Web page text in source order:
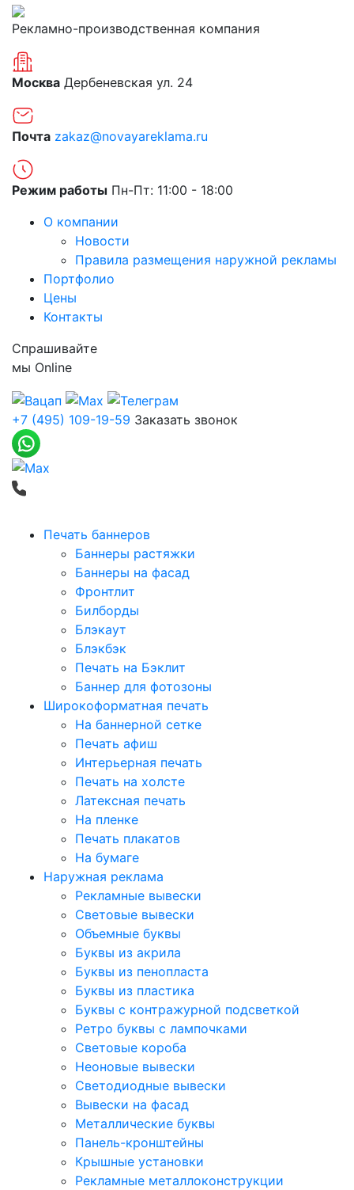
Рекламно-производственная компания
Москва Дербеневская ул. 24
Почта zakaz@novayareklama.ru
Режим работы Пн-Пт: 11:00 - 18:00
О компании
Новости
Правила размещения наружной рекламы
Портфолио
Цены
Контакты
Спрашивайте
мы Online
+7 (495) 109-19-59 Заказать звонок
Печать баннеров
Баннеры растяжки
Баннеры на фасад
Фронтлит
Билборды
Блэкаут
Блэкбэк
Печать на Бэклит
Баннер для фотозоны
Широкоформатная печать
На баннерной сетке
Печать афиш
Интерьерная печать
Печать на холсте
Латексная печать
На пленке
Печать плакатов
На бумаге
Наружная реклама
Рекламные вывески
Световые вывески
Объемные буквы
Буквы из акрила
Буквы из пенопласта
Буквы из пластика
Буквы с контражурной подсветкой
Ретро буквы с лампочками
Световые короба
Неоновые вывески
Светодиодные вывески
Вывески на фасад
Металлические буквы
Панель-кронштейны
Крышные установки
Рекламные металлоконструкции